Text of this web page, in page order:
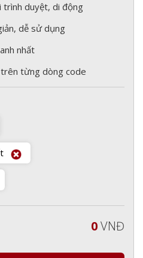
trình duyệt, di động
dễ sử dụng
nhất
trên từng dòng code
0VNĐ